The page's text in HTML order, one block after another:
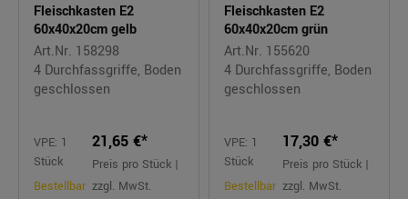
Fleischkasten E2
60x40x20cm gelb
Art.Nr. 158298
4 Durchfassgriffe, Boden
geschlossen
VPE: 1
Stück
Bestellbar
21,65 €*
Preis pro Stück |
zzgl. MwSt.
Fleischkasten E2
60x40x20cm grün
Art.Nr. 155620
4 Durchfassgriffe, Boden
geschlossen
VPE: 1
Stück
Bestellbar
17,30 €*
Preis pro Stück |
zzgl. MwSt.